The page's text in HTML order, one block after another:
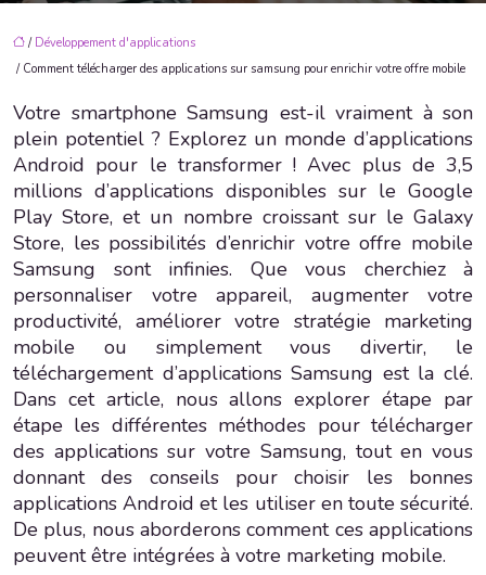
/ Développement d'applications
/ Comment télécharger des applications sur samsung pour enrichir votre offre mobile
Votre smartphone Samsung est-il vraiment à son
plein potentiel ? Explorez un monde d’applications
Android pour le transformer ! Avec plus de 3,5
millions d’applications disponibles sur le Google
Play Store, et un nombre croissant sur le Galaxy
Store, les possibilités d’enrichir votre offre mobile
Samsung sont infinies. Que vous cherchiez à
personnaliser votre appareil, augmenter votre
productivité, améliorer votre stratégie marketing
mobile ou simplement vous divertir, le
téléchargement d’applications Samsung est la clé.
Dans cet article, nous allons explorer étape par
étape les différentes méthodes pour télécharger
des applications sur votre Samsung, tout en vous
donnant des conseils pour choisir les bonnes
applications Android et les utiliser en toute sécurité.
De plus, nous aborderons comment ces applications
peuvent être intégrées à votre marketing mobile.